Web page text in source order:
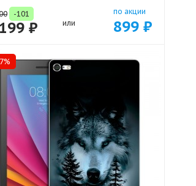
-101
₽ или
по акции
899 ₽